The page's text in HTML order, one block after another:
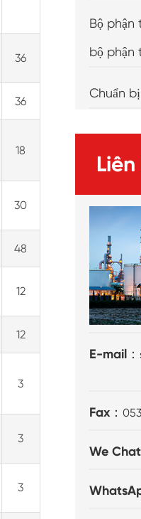
36
36
18
30
48
12
12
3
3
3
Bộ phận
bộ phận
Chuẩn
Liên
E-mail：
Fax：
We Chat